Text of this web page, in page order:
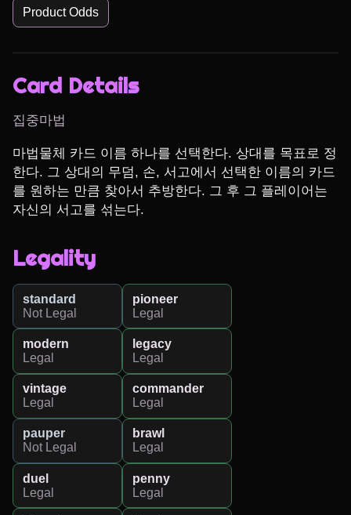
Product Odds
Card Details
집중마법
마법물체 카드 이름 하나를 선택한다. 상대를 목표로 정
한다. 그 상대의 무덤, 손, 서고에서 선택한 이름의 카드
를 원하는 만큼 찾아서 추방한다. 그 후 그 플레이어는
자신의 서고를 섞는다.
Legality
standard
Not Legal
pioneer
Legal
modern
Legal
legacy
Legal
vintage
Legal
commander
Legal
pauper
Not Legal
brawl
Legal
duel
Legal
penny
Legal